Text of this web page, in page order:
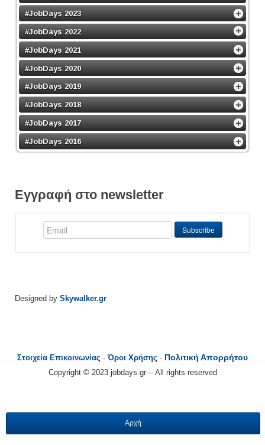
#JobDays 2023
#JobDays 2022
#JobDays 2021
#JobDays 2020
#JobDays 2019
#JobDays 2018
#JobDays 2017
#JobDays 2016
Εγγραφή στο newsletter
Designed by Skywalker.gr
Στοιχεία Επικοινωνίας -Όροι Χρήσης - Πολιτική Απορρήτου
Copyright © 2023 jobdays.gr -- All rights reserved
Αρχή